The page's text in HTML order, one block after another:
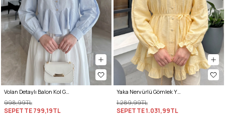
Volan Detaylı Balon Kol Gömlek Y0095 - BEBE MAVİSİ
998,99TL
SEPETTE799,19TL
Yaka Nervürlü Gömlek Y0109 - AÇIK SARI
1.289,99TL
SEPETTE1.031,99TL